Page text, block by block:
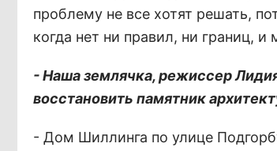
проблему не все хотят решать,
когда нет ни правил, ни границ, и
- Наша землячка, режиссер
восстановить памятник
- Дом Шиллинга по улице